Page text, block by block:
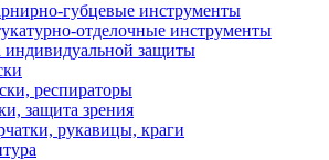
губцевые инструменты
отделочные инструменты
индивидуальной защиты
респираторы
защита зрения
рукавицы, краги